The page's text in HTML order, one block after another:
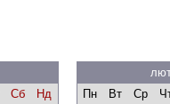
Сб
Нд
Пн
Вт Ср